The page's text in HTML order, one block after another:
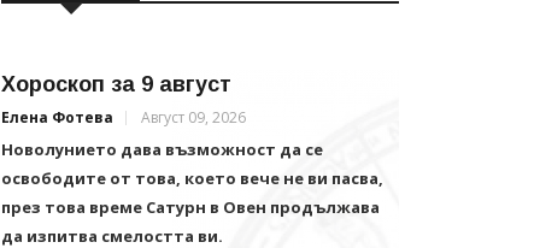
Хороскоп за 9 август
Елена Фотева Август 09, 2026
Новолунието дава възможност да се
освободите от това, което вече не ви пасва,
през това време Сатурн в Овен продължава
да изпитва смелостта ви.